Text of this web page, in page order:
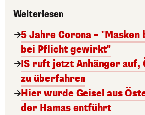
Weiterlesen
5 Jahre Corona – "Masken
bei Pflicht gewirkt"
IS ruft jetzt Anhänger
zu überfahren
Hier wurde Geisel aus
der Hamas entführt